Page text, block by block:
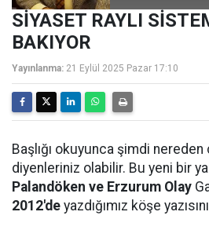
SİYASET RAYLI
BAKIYOR
Yayınlanma: 21 Eylül 2025 Pazar 17:10
Başlığı okuyunca şimdi nereden
diyenleriniz olabilir. Bu yeni bir
Palandöken ve Erzurum Olay
2012'de yazdığımız köşe